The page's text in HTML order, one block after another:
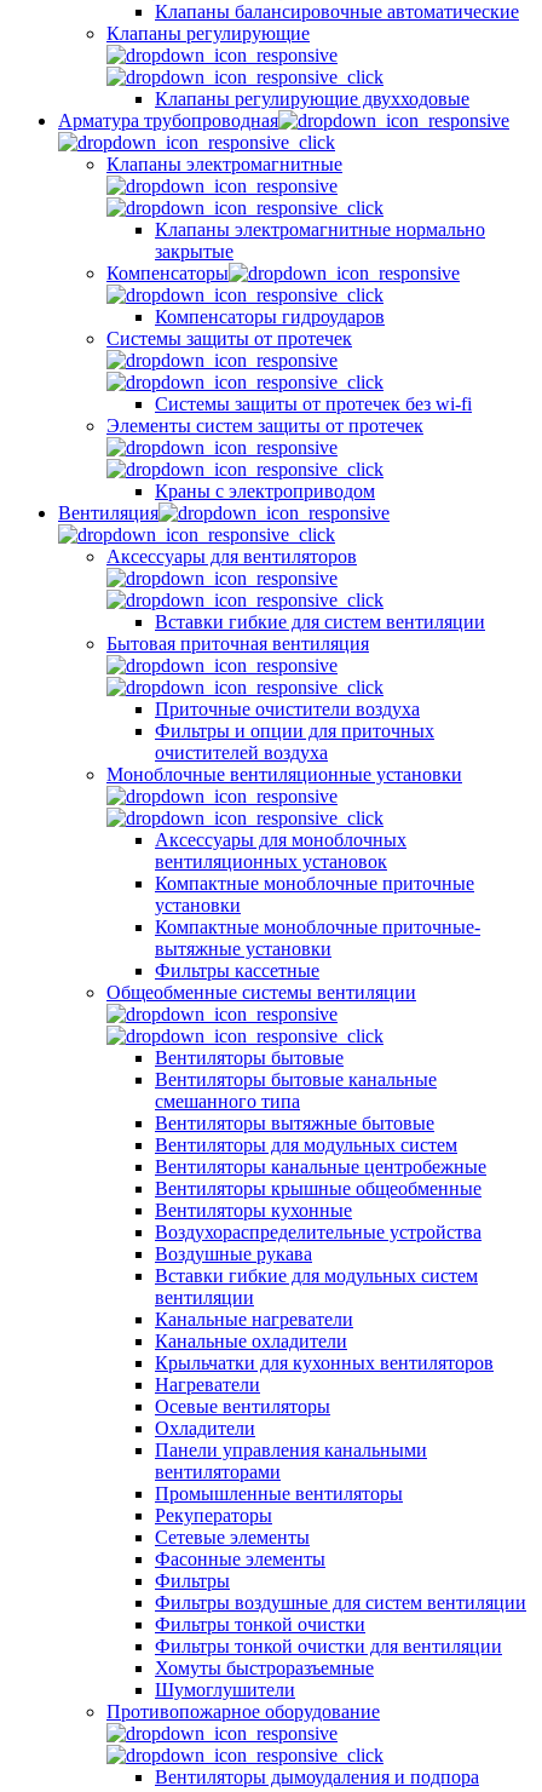
Клапаны балансировочные автоматические
Клапаны регулирующие
Клапаны регулирующие двухходовые
Арматура трубопроводная
Клапаны электромагнитные
Клапаны электромагнитные нормально
закрытые
Компенсаторы
Компенсаторы гидроударов
Системы защиты от протечек
Системы защиты от протечек без wi-fi
Элементы систем защиты от протечек
Краны с электроприводом
Вентиляция
Аксессуары для вентиляторов
Вставки гибкие для систем вентиляции
Бытовая приточная вентиляция
Приточные очистители воздуха
Фильтры и опции для приточных
очистителей воздуха
Моноблочные вентиляционные установки
Аксессуары для моноблочных
вентиляционных установок
Компактные моноблочные приточные
установки
Компактные моноблочные приточные-
вытяжные установки
Фильтры кассетные
Общеобменные системы вентиляции
Вентиляторы бытовые
Вентиляторы бытовые канальные
смешанного типа
Вентиляторы вытяжные бытовые
Вентиляторы для модульных систем
Вентиляторы канальные центробежные
Вентиляторы крышные общеобменные
Вентиляторы кухонные
Воздухораспределительные устройства
Воздушные рукава
Вставки гибкие для модульных систем
вентиляции
Канальные нагреватели
Канальные охладители
Крыльчатки для кухонных вентиляторов
Нагреватели
Осевые вентиляторы
Охладители
Панели управления канальными
вентиляторами
Промышленные вентиляторы
Рекуператоры
Сетевые элементы
Фасонные элементы
Фильтры
Фильтры воздушные для систем вентиляции
Фильтры тонкой очистки
Фильтры тонкой очистки для вентиляции
Хомуты быстроразъемные
Шумоглушители
Противопожарное оборудование
Вентиляторы дымоудаления и подпора